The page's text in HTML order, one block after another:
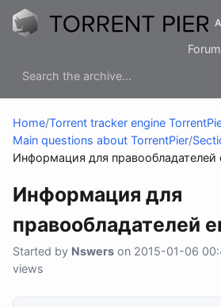
Home/Torrent tracker engine
Main questions about TorrentPier/
Информация для правообладателей
Информация для
правообладателей
Started by Nswers on 2015-01-06
views